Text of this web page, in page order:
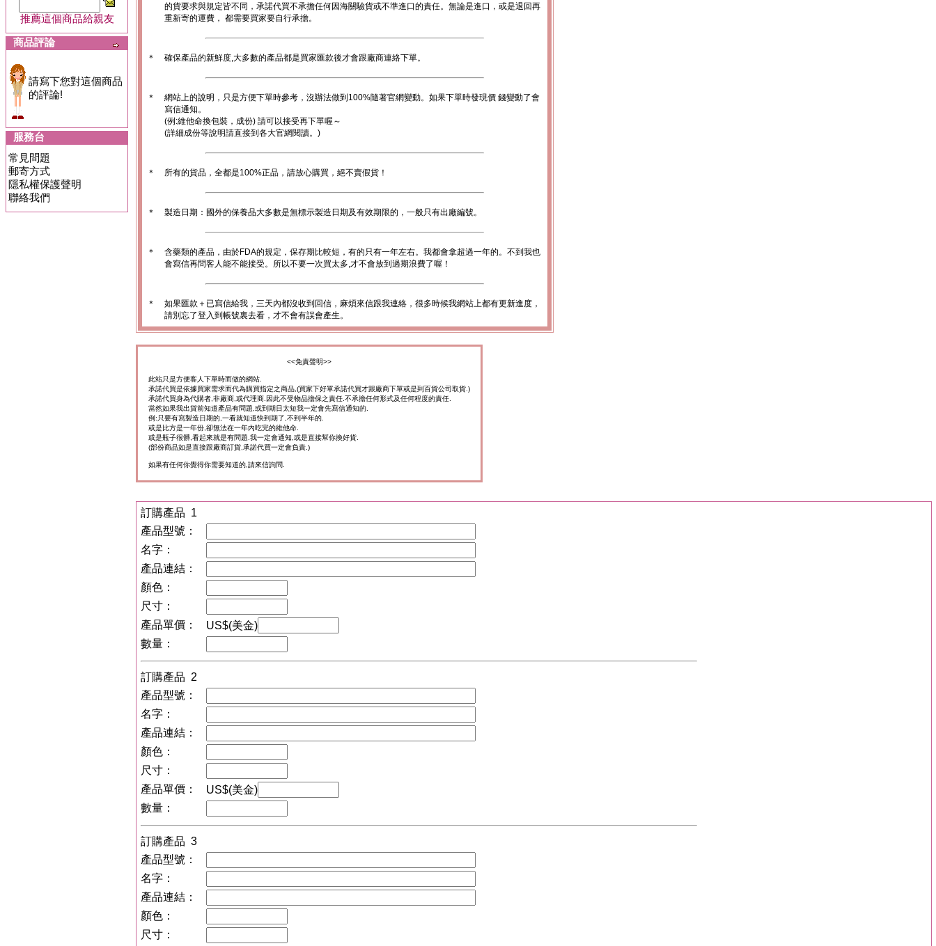
推薦這個商品給親友
商品評論
請寫下您對這個商品
的評論!
服務台
常見問題
郵寄方式
隱私權保護聲明
聯絡我們
的貨要求與規定皆不同，承諾代買不承擔任何因海關驗貨或不準進口的責任。無論是進口，或是退回再
重新寄的運費， 都需要買家要自行承擔。
＊ 確保產品的新鮮度,大多數的產品都是買家匯款後才會跟廠商連絡下單。
＊
網站上的說明，只是方便下單時參考，沒辦法做到100%隨著官網變動。如果下單時發現價 錢變動了會
寫信通知。
(例:維他命換包裝，成份) 請可以接受再下單喔～
(詳細成份等說明請直接到各大官網閱讀。)
＊ 所有的貨品，全都是100%正品，請放心購買，絕不賣假貨！
＊ 製造日期：國外的保養品大多數是無標示製造日期及有效期限的，一般只有出廠編號。
＊
含藥類的產品，由於FDA的規定，保存期比較短，有的只有一年左右。我都會拿超過一年的。不到我也
會寫信再問客人能不能接受。所以不要一次買太多,才不會放到過期浪費了喔！
＊
如果匯款＋已寫信給我，三天內都沒收到回信，麻煩來信跟我連絡，很多時候我網站上都有更新進度，
請別忘了登入到帳號裏去看，才不會有誤會產生。
<<免責聲明>>
此站只是方便客人下單時而做的網站.
承諾代買是依據買家需求而代為購買指定之商品,(買家下好單承諾代買才跟廠商下單或是到百貨公司取貨.)
承諾代買身為代購者,非廠商,或代理商.因此不受物品擔保之責任.不承擔任何形式及任何程度的責任.
當然如果我出貨前知道產品有問題,或到期日太短我一定會先寫信通知的.
例:只要有寫製造日期的,一看就知道快到期了,不到半年的.
或是比方是一年份,卻無法在一年內吃完的維他命.
或是瓶子很髒,看起來就是有問題.我一定會通知,或是直接幫你換好貨.
(部份商品如是直接跟廠商訂貨,承諾代買一定會負責.)
如果有任何你覺得你需要知道的,請來信詢問.
訂購產品 1
產品型號：
名字：
產品連結：
顏色：
尺寸：
產品單價：
US$(美金)
數量：
訂購產品 2
產品型號：
名字：
產品連結：
顏色：
尺寸：
產品單價：
US$(美金)
數量：
訂購產品 3
產品型號：
名字：
產品連結：
顏色：
尺寸：